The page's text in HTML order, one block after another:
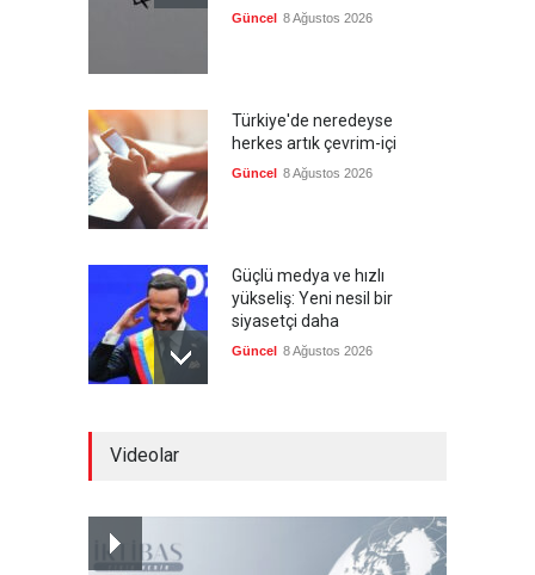
Güncel 8 Ağustos 2026
Türkiye'de neredeyse
herkes artık çevrim-içi
Güncel 8 Ağustos 2026
Güçlü medya ve hızlı
yükseliş: Yeni nesil bir
siyasetçi daha
Güncel 8 Ağustos 2026
Videolar